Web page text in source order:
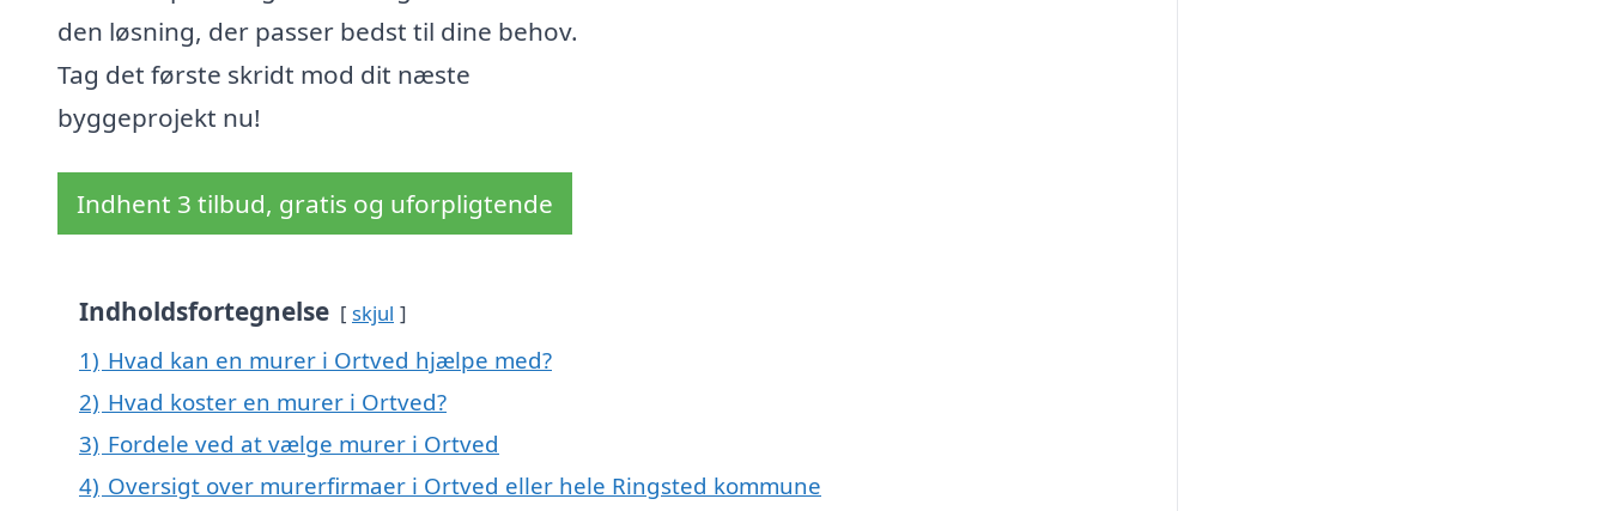
den løsning, der passer bedst til dine behov.
Tag det første skridt mod dit næste
byggeprojekt nu!
Indhent 3 tilbud, gratis og uforpligtende
Indholdsfortegnelse skjul
1) Hvad kan en murer i Ortved hjælpe med?
2) Hvad koster en murer i Ortved?
3) Fordele ved at vælge murer i Ortved
4) Oversigt over murerfirmaer i Ortved eller hele Ringsted kommune